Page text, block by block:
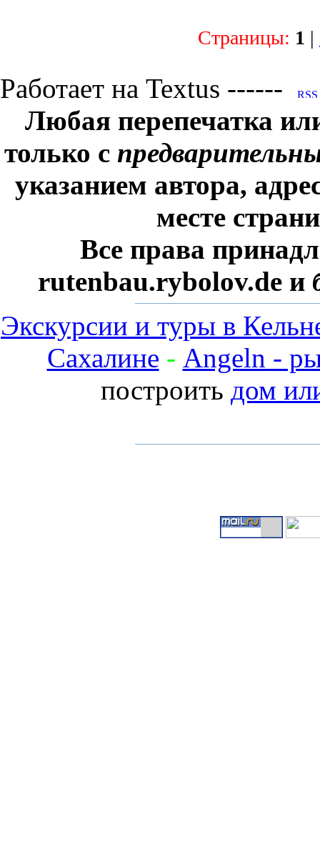
Страницы: 1 |
Работает на Textus ------
Любая перепечатка
только с
указанием автора,
месте
Все права
rutenbau.rybolov.de и
Экскурсии и туры в
Сахалине - Angeln -
построить дом